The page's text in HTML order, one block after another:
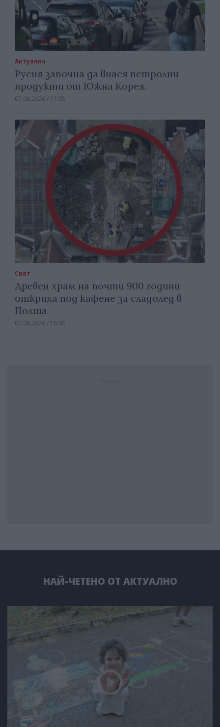
Актуално
Русия започна да внася петролни
продукти от Южна Корея.
07.08.2026 / 17:05
Свят
Древен храм на почти 900 години
откриха под кафене за сладолед в
Полша
07.08.2026 / 16:00
НАЙ-ЧЕТЕНО ОТ АКТУАЛНО